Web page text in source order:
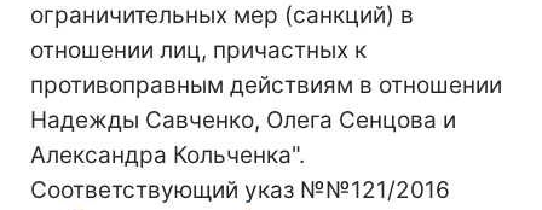
ограничительных мер (санкций) в
отношении лиц, причастных к
противоправным действиям в отношении
Надежды Савченко, Олега Сенцова и
Александра Кольченка".
Соответствующий указ №№121/2016